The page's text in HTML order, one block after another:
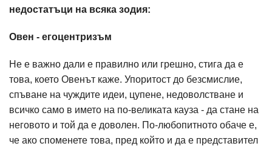
недостатъци на всяка зодия:
Овен - егоцентризъм
Не е важно дали е правилно или грешно, стига да е
това, което Овенът каже. Упоритост до безсмислие,
спъване на чуждите идеи, цупене, недоволстване и
всичко само в името на по-великата кауза - да стане на
неговото и той да е доволен. По-любопитното обаче е,
че ако споменете това, пред който и да е представител